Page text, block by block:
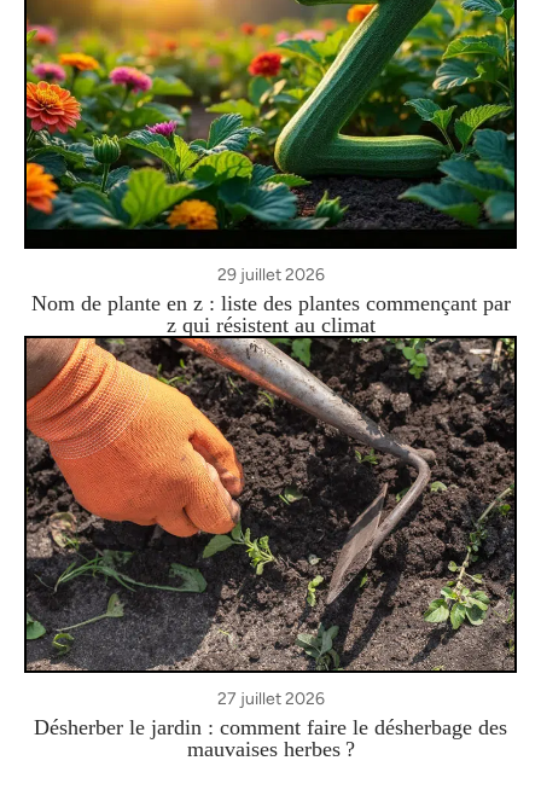
29 juillet 2026
Nom de plante en z : liste des plantes commençant par
z qui résistent au climat
27 juillet 2026
Désherber le jardin : comment faire le désherbage des
mauvaises herbes ?